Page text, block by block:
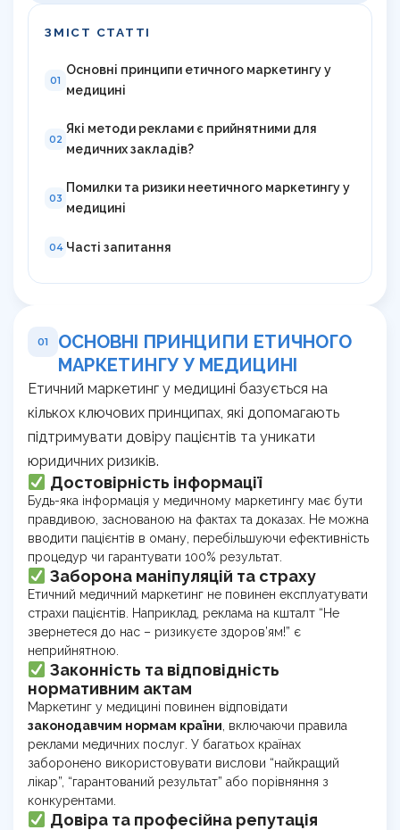
ЗМІСТ СТАТТІ
01
Основні принципи етичного маркетингу у
медицині
02
Які методи реклами є прийнятними для
медичних закладів?
03
Помилки та ризики неетичного маркетингу у
медицині
04 Часті запитання
01
ОСНОВНІ ПРИНЦИПИ ЕТИЧНОГО
МАРКЕТИНГУ У МЕДИЦИНІ
Етичний маркетинг у медицині базується на
кількох ключових принципах, які допомагають
підтримувати довіру пацієнтів та уникати
юридичних ризиків.
Достовірність інформації
Будь-яка інформація у медичному маркетингу має бути
правдивою, заснованою на фактах та доказах. Не можна
вводити пацієнтів в оману, перебільшуючи ефективність
процедур чи гарантувати 100% результат.
Заборона маніпуляцій та страху
Етичний медичний маркетинг не повинен експлуатувати
страхи пацієнтів. Наприклад, реклама на кшталт “Не
звернетеся до нас – ризикуєте здоров’ям!” є
неприйнятною.
Законність та відповідність
нормативним актам
Маркетинг у медицині повинен відповідати
законодавчим нормам країни , включаючи правила
реклами медичних послуг. У багатьох країнах
заборонено використовувати вислови “найкращий
лікар”, “гарантований результат” або порівняння з
конкурентами.
Довіра та професійна репутація